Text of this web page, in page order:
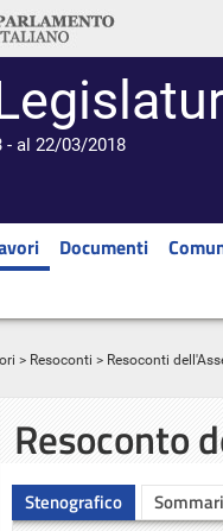
- al 22/03/2018
Documenti
> Resoconti > Resoconti
Resoconto
Stenografico